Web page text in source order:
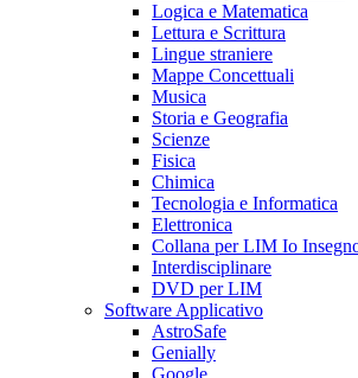
Logica e Matematica
Lettura e Scrittura
Lingue straniere
Mappe Concettuali
Musica
Storia e Geografia
Scienze
Fisica
Chimica
Tecnologia e Informatica
Elettronica
Collana per LIM Io
Interdisciplinare
DVD per LIM
Software Applicativo
AstroSafe
Genially
Google